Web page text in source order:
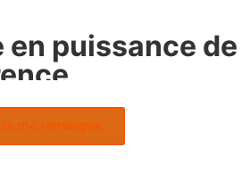
en puissance de